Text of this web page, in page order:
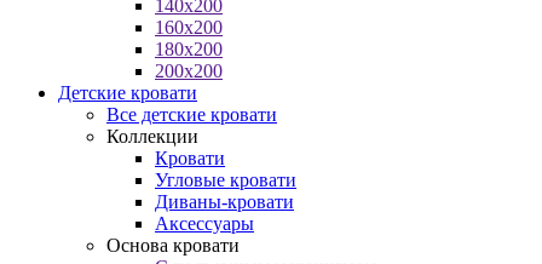
140x200
160x200
180x200
200x200
Детские кровати
Все детские кровати
Коллекции
Кровати
Угловые кровати
Диваны-кровати
Аксессуары
Основа кровати